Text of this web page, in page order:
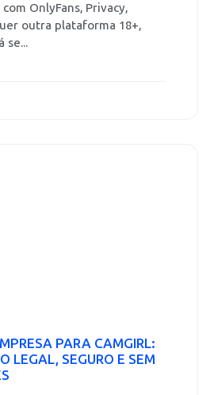
OnlyFans, Privacy,
outra plataforma 18+,
se...
PARA CAMGIRL:
LEGAL, SEGURO E SEM